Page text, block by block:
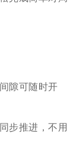
隙可随时开
步推进，不用